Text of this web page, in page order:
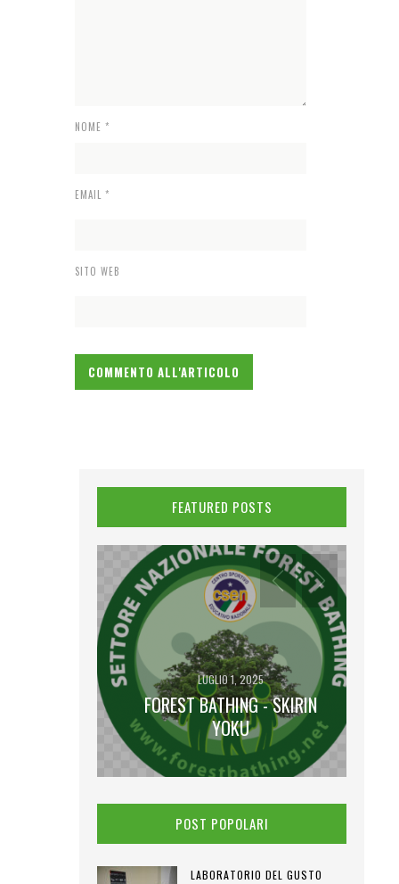
NOME *
EMAIL *
SITO WEB
FEATURED POSTS
LUGLIO 1, 2025
FOREST BATHING - SKIRIN
YOKU
POST POPOLARI
LABORATORIO DEL GUSTO